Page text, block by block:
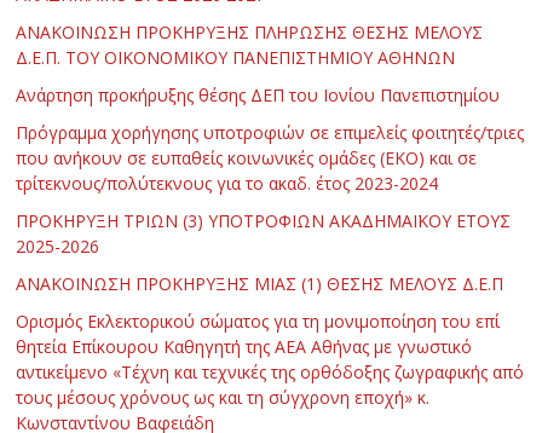
ΑΝΑΚΟΙΝΩΣΗ ΠΡΟΚΗΡΥΞΗΣ ΠΛΗΡΩΣΗΣ ΘΕΣΗΣ ΜΕΛΟΥΣ
Δ.Ε.Π. ΤΟΥ ΟΙΚΟΝΟΜΙΚΟΥ ΠΑΝΕΠΙΣΤΗΜΙΟΥ ΑΘΗΝΩΝ
Ανάρτηση προκήρυξης θέσης ΔΕΠ του Ιονίου Πανεπιστημίου
Πρόγραμμα χορήγησης υποτροφιών σε επιμελείς φοιτητές/τριες
που ανήκουν σε ευπαθείς κοινωνικές ομάδες (ΕΚΟ) και σε
τρίτεκνους/πολύτεκνους για το ακαδ. έτος 2023-2024
ΠΡΟΚΗΡΥΞΗ ΤΡΙΩΝ (3) ΥΠΟΤΡΟΦΙΩΝ ΑΚΑΔΗΜΑΪΚΟΥ ΕΤΟΥΣ
2025-2026
ΑΝΑΚΟΙΝΩΣΗ ΠΡΟΚΗΡΥΞΗΣ ΜΙΑΣ (1) ΘΕΣΗΣ ΜΕΛΟΥΣ Δ.Ε.Π
Ορισμός Εκλεκτορικού σώματος για τη μονιμοποίηση του επί
θητεία Επίκουρου Καθηγητή της ΑΕΑ Αθήνας με γνωστικό
αντικείμενο «Τέχνη και τεχνικές της ορθόδοξης ζωγραφικής από
τους μέσους χρόνους ως και τη σύγχρονη εποχή» κ.
Κωνσταντίνου Βαφειάδη